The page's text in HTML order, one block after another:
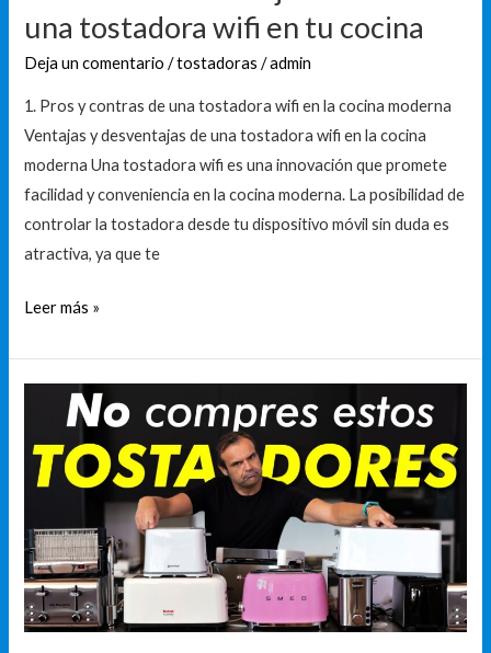
una tostadora wifi en tu cocina
Deja un comentario /tostadoras /admin
1. Pros y contras de una tostadora wifi en la cocina moderna
Ventajas y desventajas de una tostadora wifi en la cocina
moderna Una tostadora wifi es una innovación que promete
facilidad y conveniencia en la cocina moderna. La posibilidad de
controlar la tostadora desde tu dispositivo móvil sin duda es
atractiva, ya que te
Leer más »
Descubre
mejor
tostadora
guía
de
compra
y